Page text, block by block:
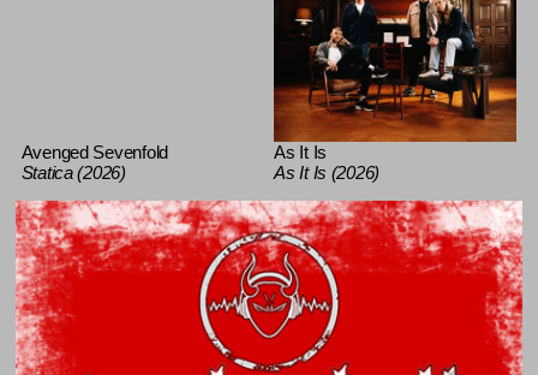
Avenged Sevenfold
Statica (2026)
As It Is
As It Is (2026)